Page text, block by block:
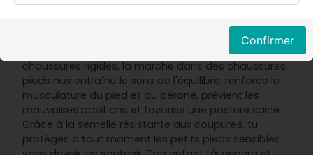
Ton enfant a besoin de ton soutien dès le premier
pas. Avec la nouvelle ligne Skinners Kids, tu l'aides à
profiter de tous les avantages de la marche
naturelle et originale pieds nus. Contrairement aux
chaussures rigides, la marche dans des chaussures
pieds nus entraîne le sens de l'équilibre, renforce la
musculature du pied et du péroné, prévient les
mauvaises positions et favorise une posture saine.
Grâce à la semelle résistante aux coupures, tu
protèges à tout moment les petits pieds sensibles
Confirmer